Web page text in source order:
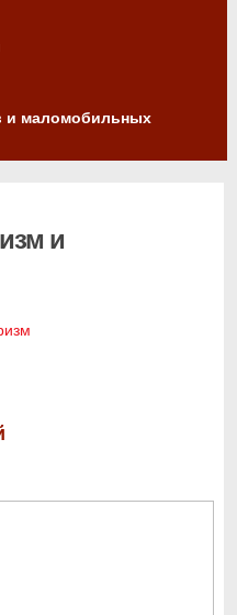
и маломобильных
и